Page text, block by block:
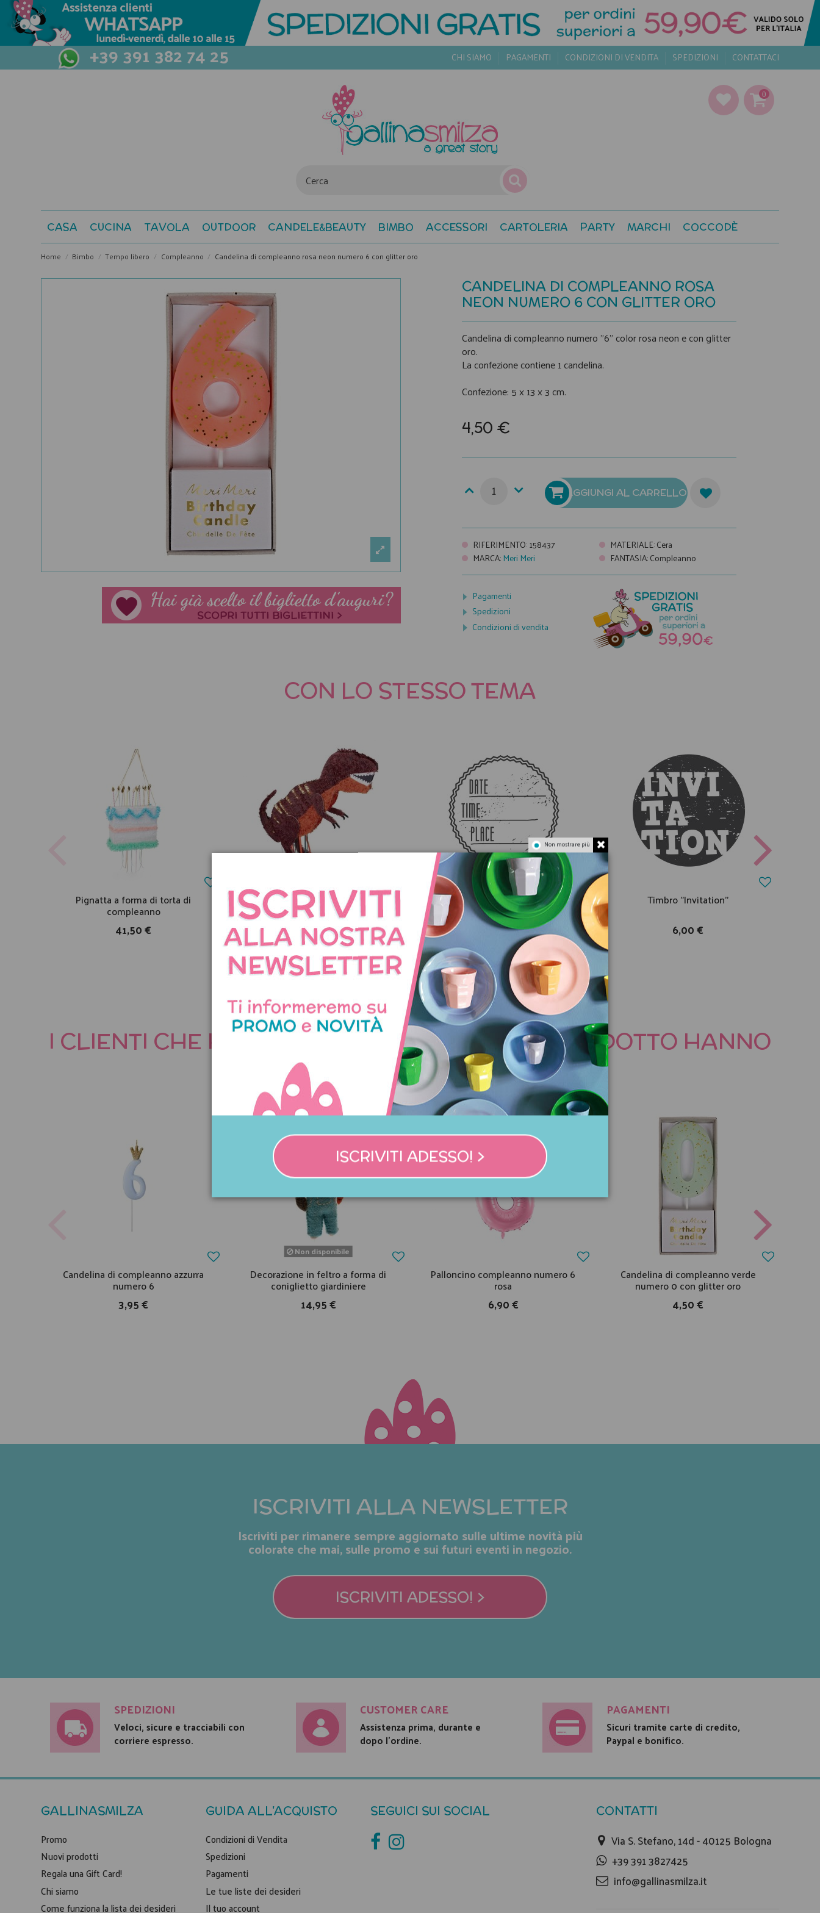
+39 391 382 74 25 CHI SIAMO PAGAMENTI CONDIZIONI DI VENDITA SPEDIZIONI CONTATTACI
0
CASA CUCINA TAVOLA OUTDOOR CANDELE&BEAUTY BIMBO ACCESSORI CARTOLERIA PARTY MARCHI COCCODÈ
Home Bimbo Tempo libero Compleanno Candelina di compleanno rosa neon numero 6 con glitter oro
CANDELINA DI COMPLEANNO ROSA
NEON NUMERO 6 CON GLITTER ORO
Candelina di compleanno numero "6" color rosa neon e con glitter
oro.
La confezione contiene 1 candelina.
Confezione: 5 x 13 x 3 cm.
4,50 €
AGGIUNGI AL CARRELLO
RIFERIMENTO:158437 MATERIALE:Cera
MARCA:Meri Meri FANTASIA:Compleanno
Pagamenti
Spedizioni
Condizioni di vendita
CON LO STESSO TEMA
Pignatta a forma di torta di
compleanno
41,50 €
Pignatta di compleanno
Dinosauro T-Rex
41,50 €
Timbro "Date Time Place"
6,00 €
Timbro "Invitation"
6,00 €
I CLIENTI CHE HANNO ACQUISTATO QUESTO PRODOTTO HANNO
COMPRATO ANCHE:
Candelina di compleanno azzurra
numero 6
3,95 €
Non disponibile
Decorazione in feltro a forma di
coniglietto giardiniere
14,95 €
Palloncino compleanno numero 6
rosa
6,90 €
Candelina di compleanno verde
numero 0 con glitter oro
4,50 €
ISCRIVITI ALLA NEWSLETTER
Iscriviti per rimanere sempre aggiornato sulle ultime novità più
colorate che mai, sulle promo e sui futuri eventi in negozio.
ISCRIVITI ADESSO! >
SPEDIZIONI
Veloci, sicure e tracciabili con
corriere espresso.
CUSTOMER CARE
Assistenza prima, durante e
dopo l'ordine.
PAGAMENTI
Sicuri tramite carte di credito,
Paypal e bonifico.
GALLINASMILZA
Promo
Nuovi prodotti
Regala una Gift Card!
Chi siamo
Come funziona la lista dei desideri
GUIDA ALL'ACQUISTO
Condizioni di Vendita
Spedizioni
Pagamenti
Le tue liste dei desideri
Il tuo account
SEGUICI SUI SOCIAL CONTATTI
Via S. Stefano, 14d - 40125 Bologna
+39 391 3827425
info@gallinasmilza.it
Non mostrare più
ISCRIVITI ADESSO! >